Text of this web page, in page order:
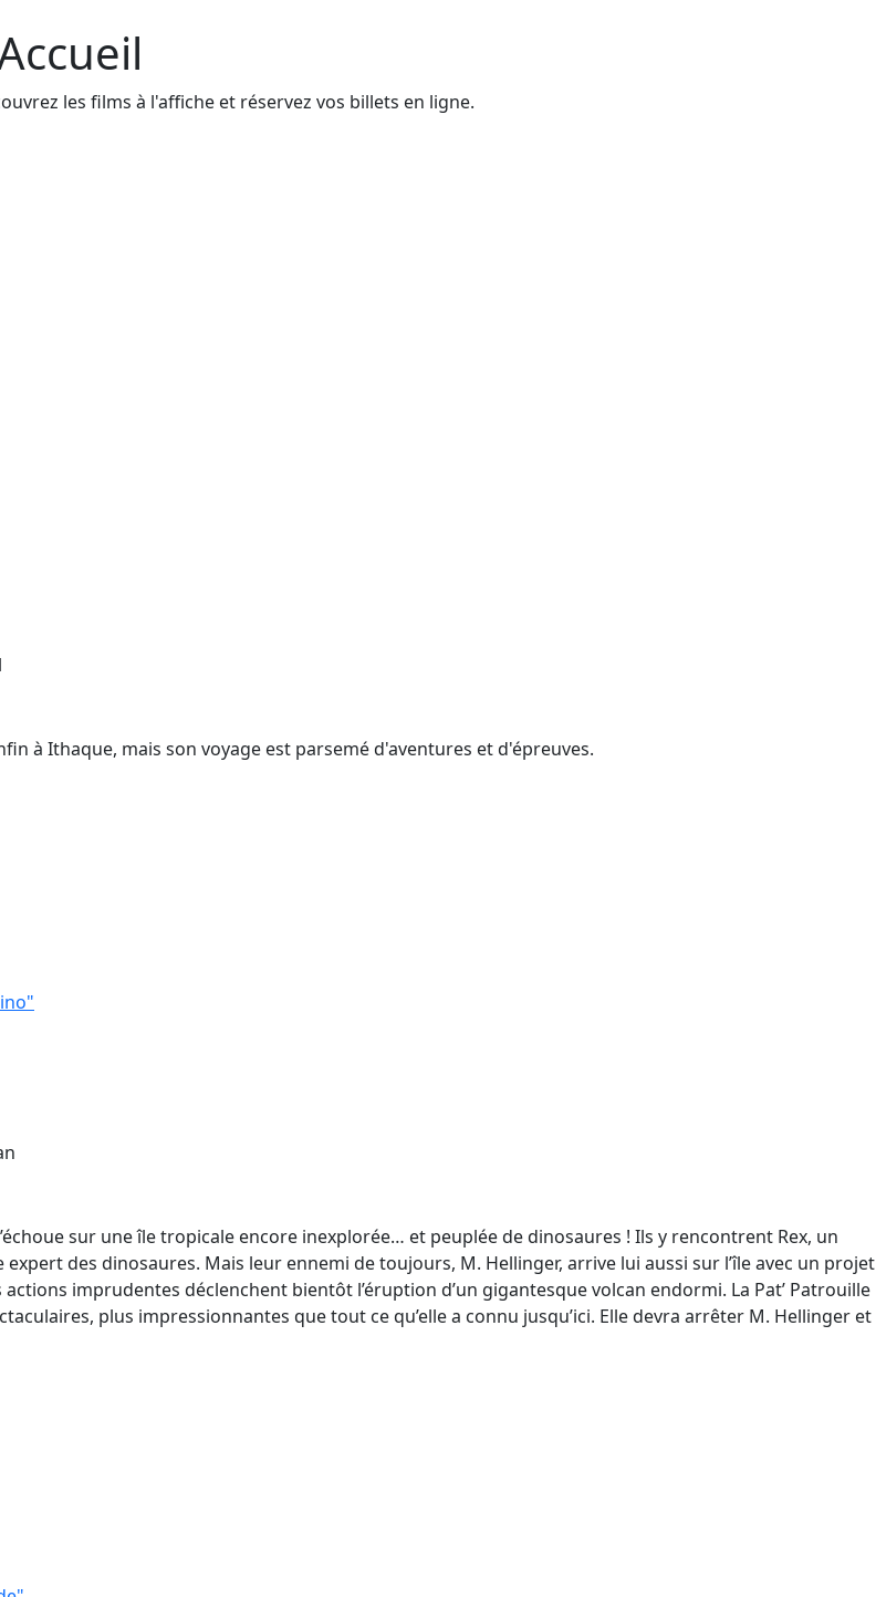
les films à l'affiche et réservez vos billets en ligne.
à Ithaque, mais son voyage est parsemé d'aventures et d'épreuves.
sur une île tropicale encore inexplorée… et peuplée de dinosaures ! Ils y rencontrent Rex, un
des dinosaures. Mais leur ennemi de toujours, M. Hellinger, arrive lui aussi sur l’île avec un projet
imprudentes déclenchent bientôt l’éruption d’un gigantesque volcan endormi. La Pat’ Patrouille
plus impressionnantes que tout ce qu’elle a connu jusqu’ici. Elle devra arrêter M. Hellinger et